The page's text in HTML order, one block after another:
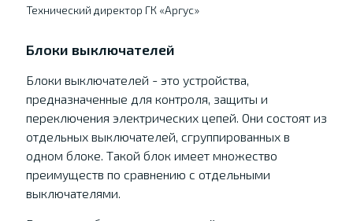
Технический директор ГК «Аргус»
Блоки выключателей
Блоки выключателей - это устройства,
предназначенные для контроля, защиты и
переключения электрических цепей. Они состоят из
отдельных выключателей, сгруппированных в
одном блоке. Такой блок имеет множество
преимуществ по сравнению с отдельными
выключателями.